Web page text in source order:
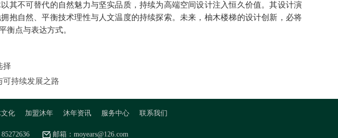
其不可替代的自然魅力与坚实品质，持续为高端空间设计注入恒久价值。其设计演
抱自然、平衡技术理性与人文温度的持续探索。未来，柚木楼梯的设计创新，必将
衡点与表达方式。
择
可持续发展之路
化 加盟沐年 沐年资讯 服务中心 联系我们
邮箱：moyears@126.com